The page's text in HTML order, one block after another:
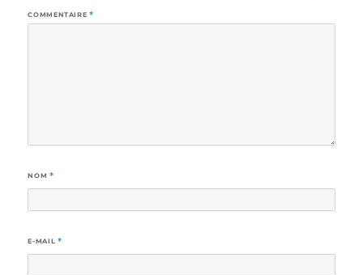
COMMENTAIRE *
NOM *
E-MAIL *